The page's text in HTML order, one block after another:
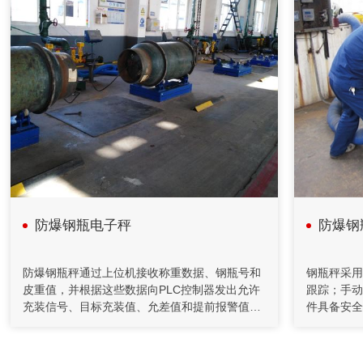
2020年08月18日
计算机在减重法施胶配料系统中的应用
在人造板减重法施胶计量监控过程中，采用计算机技术和PID
控制方法，完成系统的组态、设计、控制、管理等功能。配料
系统把单位时间内物料的前后重量差值转变为瞬时流量信号，
以该信号参与流量调节控制并进行物料累计积算管理。具有测
量精度高，重复性好，控制稳定等特点。在对施胶系统改造中
2020年04月26日
充填机通过螺旋给料机和计量装置送至搅拌桶，通过调节给料
机的转速来控制下料量。水管上装有流量计对水量进行计量，
防爆钢瓶电子秤
防爆钢瓶秤通过上位机接收称重数据、钢瓶号和
皮重值，并根据这些数据向PLC控制器发出允许
充装信号、目标充装值、允差值和提前报警值，
防爆
钢瓶秤采
跟踪；手
件具备安